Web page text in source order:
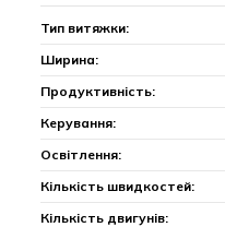
Тип витяжки:
Ширина:
Продуктивність:
Керування:
Освітлення:
Кількість швидкостей:
Кількість двигунів: